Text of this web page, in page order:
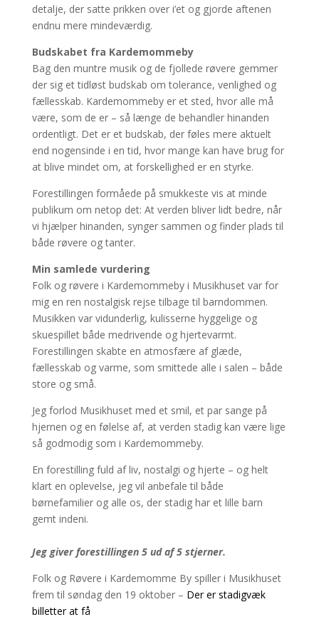
detalje, der satte prikken over i’et og gjorde aftenen
endnu mere mindeværdig.
Budskabet fra Kardemommeby
Bag den muntre musik og de fjollede røvere gemmer
der sig et tidløst budskab om tolerance, venlighed og
fællesskab. Kardemommeby er et sted, hvor alle må
være, som de er – så længe de behandler hinanden
ordentligt. Det er et budskab, der føles mere aktuelt
end nogensinde i en tid, hvor mange kan have brug for
at blive mindet om, at forskellighed er en styrke.
Forestillingen formåede på smukkeste vis at minde
publikum om netop det: At verden bliver lidt bedre, når
vi hjælper hinanden, synger sammen og finder plads til
både røvere og tanter.
Min samlede vurdering
Folk og røvere i Kardemommeby i Musikhuset var for
mig en ren nostalgisk rejse tilbage til barndommen.
Musikken var vidunderlig, kulisserne hyggelige og
skuespillet både medrivende og hjertevarmt.
Forestillingen skabte en atmosfære af glæde,
fællesskab og varme, som smittede alle i salen – både
store og små.
Jeg forlod Musikhuset med et smil, et par sange på
hjernen og en følelse af, at verden stadig kan være lige
så godmodig som i Kardemommeby.
En forestilling fuld af liv, nostalgi og hjerte – og helt
klart en oplevelse, jeg vil anbefale til både
børnefamilier og alle os, der stadig har et lille barn
gemt indeni.
Jeg giver forestillingen 5 ud af 5 stjerner.
Folk og Røvere i Kardemomme By spiller i Musikhuset
frem til søndag den 19 oktober – Der er stadigvæk
billetter at få